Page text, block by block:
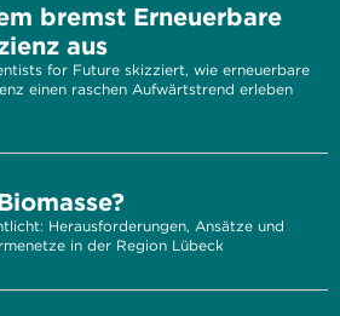
bremst Erneuerbare
aus
for Future skizziert, wie erneuerbare
einen raschen Aufwärtstrend erleben
Herausforderungen, Ansätze und
in der Region Lübeck